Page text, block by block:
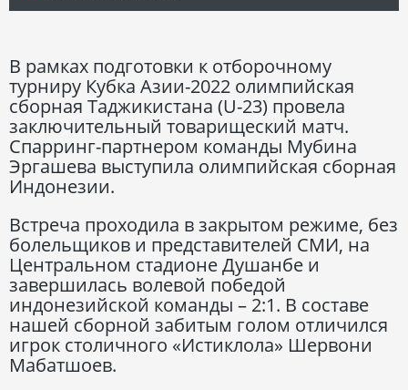
В рамках подготовки к отборочному
турниру Кубка Азии-2022 олимпийская
сборная Таджикистана (U-23) провела
заключительный товарищеский матч.
Спарринг-партнером команды Мубина
Эргашева выступила олимпийская сборная
Индонезии.
Встреча проходила в закрытом режиме, без
болельщиков и представителей СМИ, на
Центральном стадионе Душанбе и
завершилась волевой победой
индонезийской команды – 2:1. В составе
нашей сборной забитым голом отличился
игрок столичного «Истиклола» Шервони
Мабатшоев.